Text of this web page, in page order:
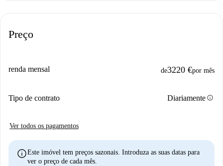
Preço
renda mensal de3220 €por mês
Tipo de contrato Diariamenteinfo
Ver todos os pagamentos
infoEste imóvel tem preços sazonais. Introduza as suas datas para
ver o preço de cada mês.